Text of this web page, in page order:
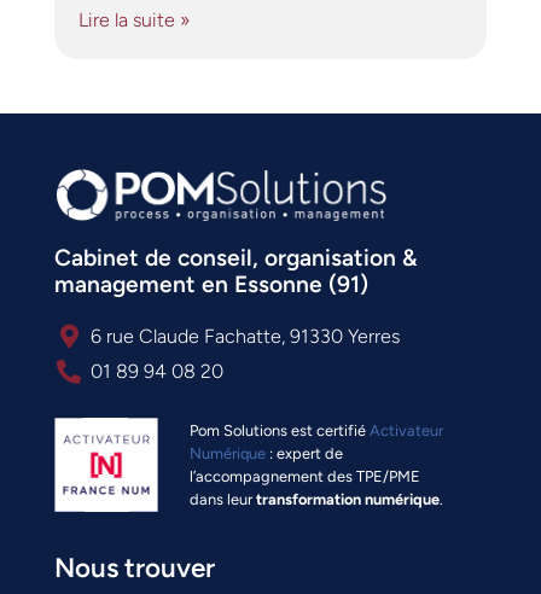
Lire la suite »
Cabinet de conseil, organisation &
management en Essonne (91)
6 rue Claude Fachatte, 91330 Yerres
01 89 94 08 20
Pom Solutions est certifié Activateur
Numérique: expert de
l’accompagnement des TPE/PME
dans leurtransformation numérique.
Nous trouver